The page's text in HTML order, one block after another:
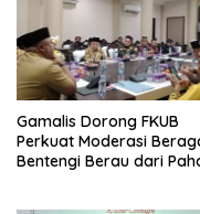
Gamalis Dorong FKUB
Perkuat Moderasi
Bentengi Berau dari